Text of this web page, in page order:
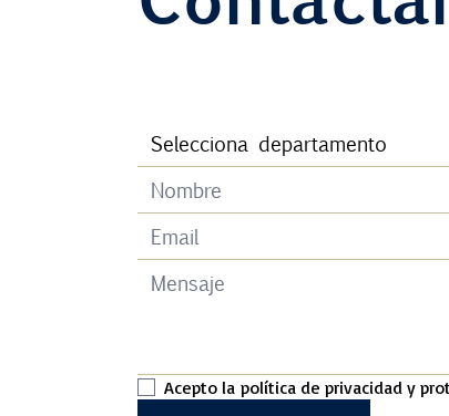
Acepto la política de privacidad y